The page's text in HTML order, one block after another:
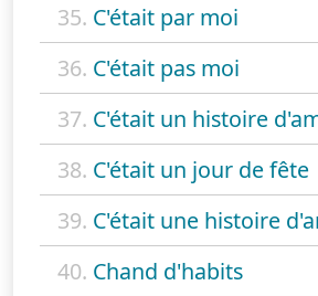
35. C'était par moi
36. C'était pas moi
37. C'était un histoire
38. C'était un jour de fête
39. C'était une histoire
40. Chand d'habits